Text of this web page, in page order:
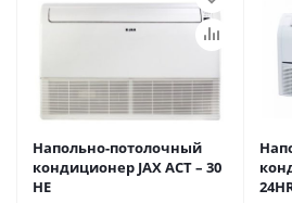
Напольно-потолочный
кондиционер JAX ACT – 30
HE